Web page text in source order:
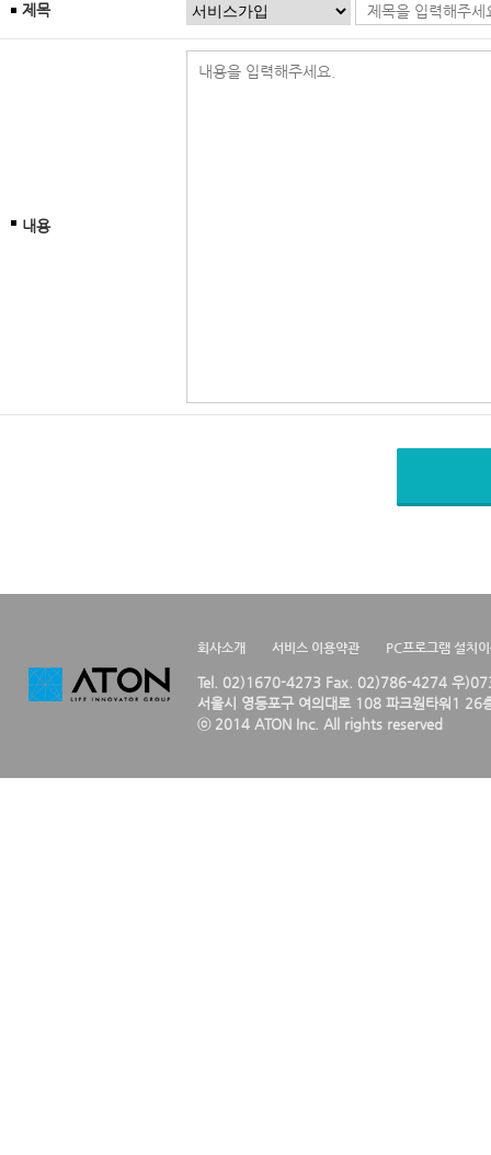
제목
내용
회사소개 서비스 이용약관 PC프로그램 설치
Tel. 02)1670-4273 Fax. 02)786-4274 우
서울시 영등포구 여의대로 108 파크원타워1 26
ⓒ 2014 ATON Inc. All rights reserved